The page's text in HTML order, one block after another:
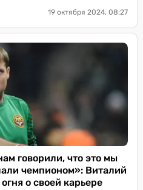
19 октября 2024, 08:27
говорили, что это мы
чемпионом»: Виталий
о своей карьере